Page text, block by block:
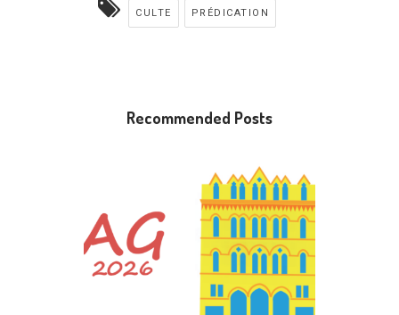
CULTE PRÉDICATION
Recommended Posts